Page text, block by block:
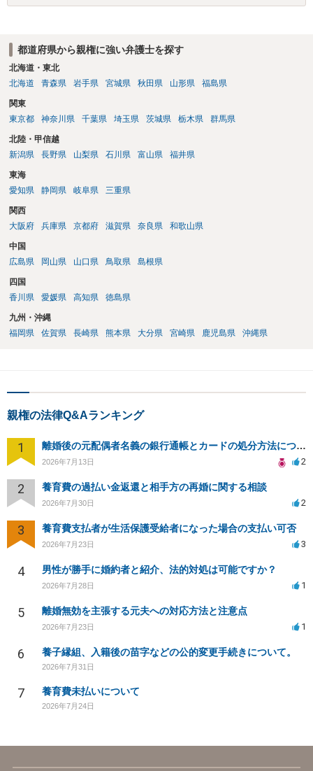
みやかに合意のための話し合いあるいは調停申立てをすべきでしょ
都道府県から親権に強い弁護士を探す
北海道・東北
北海道
青森県 岩手県 宮城県 秋田県 山形県 福島県
関東
東京都
神奈川県 千葉県 埼玉県 茨城県 栃木県 群馬県
北陸・甲信越
新潟県
長野県 山梨県 石川県 富山県 福井県
東海
愛知県
静岡県 岐阜県 三重県
関西
大阪府
兵庫県 京都府 滋賀県 奈良県 和歌山県
中国
広島県
岡山県 山口県 鳥取県 島根県
四国
香川県
愛媛県 高知県 徳島県
九州・沖縄
福岡県
佐賀県 長崎県 熊本県 大分県 宮崎県 鹿児島県 沖縄県
親権の法律Q&Aランキング
1 離婚後の元配偶者名義の銀行通帳とカードの処分方法について
2026年7月13日 2
2 養育費の過払い金返還と相手方の再婚に関する相談
2026年7月30日 2
3 養育費支払者が生活保護受給者になった場合の支払い可否
2026年7月23日 3
4 男性が勝手に婚約者と紹介、法的対処は可能ですか？
2026年7月28日 1
5 離婚無効を主張する元夫への対応方法と注意点
2026年7月23日 1
6 養子縁組、入籍後の苗字などの公的変更手続きについて。
2026年7月31日
7 養育費未払いについて
2026年7月24日